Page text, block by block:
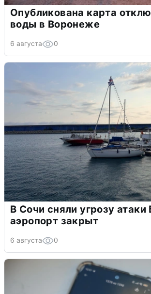
Опубликована карта
воды в Воронеже
6 августа 0
В Сочи сняли угрозу
аэропорт закрыт
6 августа 0